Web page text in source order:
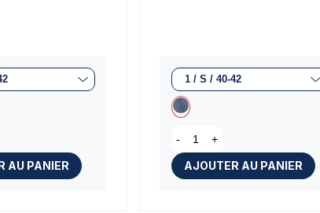
AU PANIER
- +
AJOUTER AU PANIER